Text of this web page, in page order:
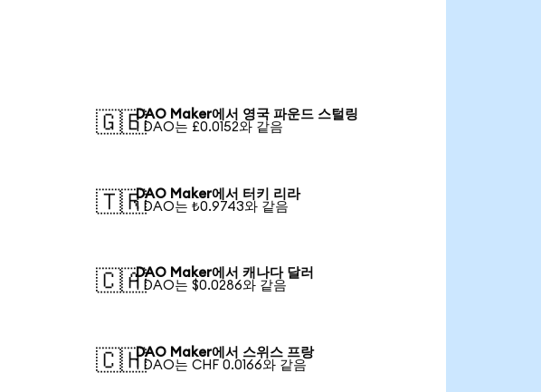
🇬🇧DAO Maker에서 영국 파운드 스털링
1 DAO는 £0.0152와 같음
🇹🇷DAO Maker에서 터키 리라
1 DAO는 ₺0.9743와 같음
🇨🇦DAO Maker에서 캐나다 달러
1 DAO는 $0.0286와 같음
🇨🇭DAO Maker에서 스위스 프랑
1 DAO는 CHF 0.0166와 같음